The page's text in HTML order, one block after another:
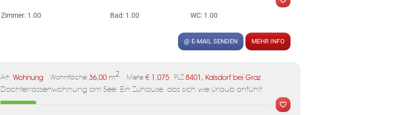
MER
Zimmer: 1.00 Bad: 1.00 WC: 1.00
@ E-MAIL SENDEN MEHR INFO
Art: Wohnung Wohnfläche:36,00 m2 Miete:€ 1.075 PLZ:8401, Kalsdorf bei Graz
Dachterrassenwohnung am See: Ein Zuhause, das sich wie Urlaub anfühlt